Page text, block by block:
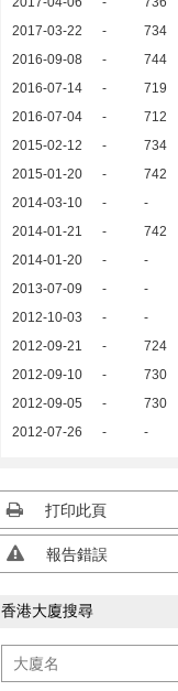
2017-03-22 - 734
2016-09-08 - 744
2016-07-14 - 719
2016-07-04 - 712
2015-02-12 - 734
2015-01-20 - 742
2014-03-10 - -
2014-01-21 - 742
2014-01-20 - -
2013-07-09 - -
2012-10-03 - -
2012-09-21 - 724
2012-09-10 - 730
2012-09-05 - 730
2012-07-26 - -
打印此頁
報告錯誤
香港大廈搜尋